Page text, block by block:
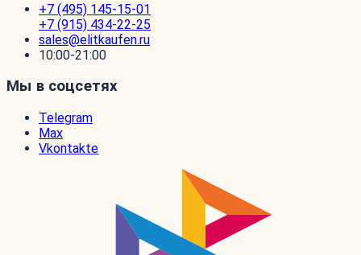
+7 (495) 145-15-01
+7 (915) 434-22-25
sales@elitkaufen.ru
10:00-21:00
Мы в соцсетях
Telegram
Max
Vkontakte